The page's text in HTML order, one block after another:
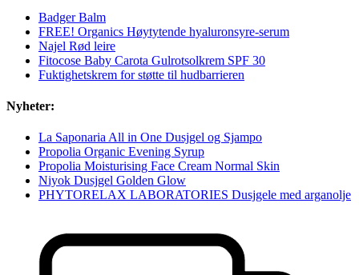
Badger Balm
FREE! Organics Høytytende hyaluronsyre-serum
Najel Rød leire
Fitocose Baby Carota Gulrotsolkrem SPF 30
Fuktighetskrem for støtte til hudbarrieren
Nyheter:
La Saponaria All in One Dusjgel og Sjampo
Propolia Organic Evening Syrup
Propolia Moisturising Face Cream Normal Skin
Niyok Dusjgel Golden Glow
PHYTORELAX LABORATORIES Dusjgele med arganolje